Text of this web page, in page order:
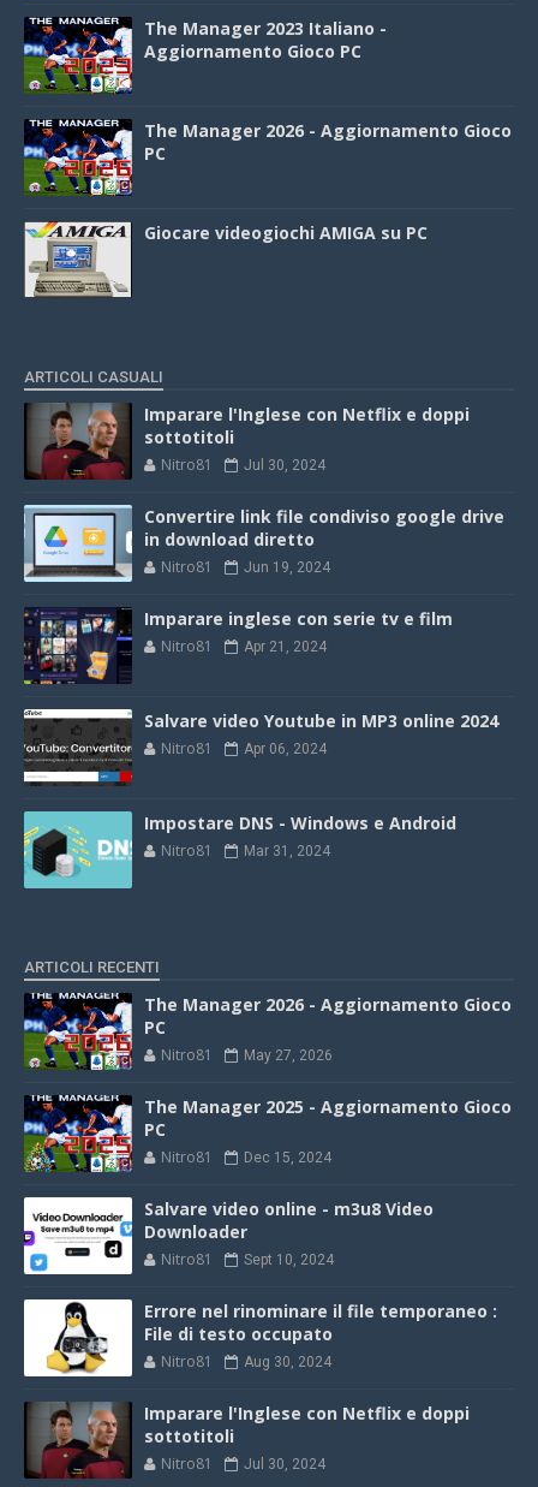
The Manager 2023 Italiano -
Aggiornamento Gioco PC
The Manager 2026 - Aggiornamento Gioco
PC
Giocare videogiochi AMIGA su PC
ARTICOLI CASUALI
Imparare l'Inglese con Netflix e doppi
sottotitoli
Nitro81 Jul 30, 2024
Convertire link file condiviso google drive
in download diretto
Nitro81 Jun 19, 2024
Imparare inglese con serie tv e film
Nitro81 Apr 21, 2024
Salvare video Youtube in MP3 online 2024
Nitro81 Apr 06, 2024
Impostare DNS - Windows e Android
Nitro81 Mar 31, 2024
ARTICOLI RECENTI
The Manager 2026 - Aggiornamento Gioco
PC
Nitro81 May 27, 2026
The Manager 2025 - Aggiornamento Gioco
PC
Nitro81 Dec 15, 2024
Salvare video online - m3u8 Video
Downloader
Nitro81 Sept 10, 2024
Errore nel rinominare il file temporaneo :
File di testo occupato
Nitro81 Aug 30, 2024
Imparare l'Inglese con Netflix e doppi
sottotitoli
Nitro81 Jul 30, 2024